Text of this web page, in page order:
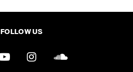
FOLLOW US